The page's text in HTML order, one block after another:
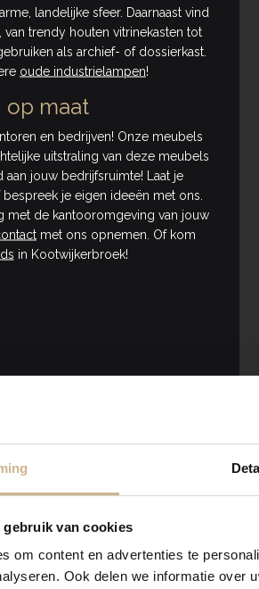
gebruik van cookies
om content en advertenties te
Ook delen we informatie over
landelijke sfeer. Daarnaast vind
van trendy houten vitrinekasten tot
als archief- of dossierkast.
oude industrielampen!
op maat
en bedrijven! Onze meubels
uitstraling van deze meubels
jouw bedrijfsruimte! Laat je
je eigen ideeën met ons.
met de kantooromgeving van jouw
met ons opnemen. Of kom
in Kootwijkerbroek!